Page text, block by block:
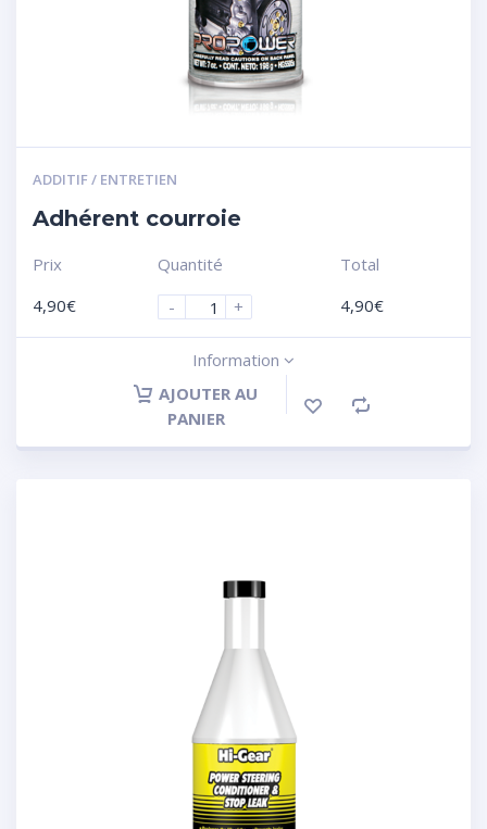
ADDITIF / ENTRETIEN
Adhérent courroie
Prix
4,90€
Quantité
-
+
Total
4,90€
Information
AJOUTER AU
PANIER